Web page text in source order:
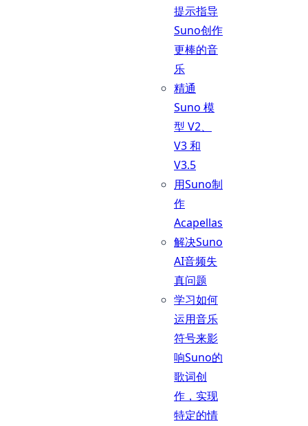
提示指导
Suno创作
更棒的音
乐
精通
Suno 模
型 V2、
V3 和
V3.5
用Suno制
作
Acapellas
解决Suno
AI音频失
真问题
学习如何
运用音乐
符号来影
响Suno的
歌词创
作，实现
特定的情